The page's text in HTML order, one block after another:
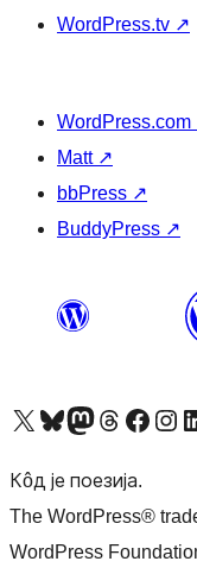
WordPress.tv ↗
WordPress.com
Matt ↗
bbPress ↗
BuddyPress ↗
Visit our X (formerly Twitter) account
Посетите наш Bluesky налог
Visit our Mastodon account
Посетите наш налог на Threads-у Visit our Facebook page
Посетите наш
Кôд је поезија.
The WordPress®
WordPress